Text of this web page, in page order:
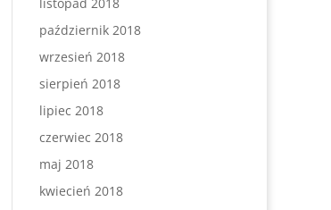
październik 2018
wrzesień 2018
sierpień 2018
lipiec 2018
czerwiec 2018
maj 2018
kwiecień 2018